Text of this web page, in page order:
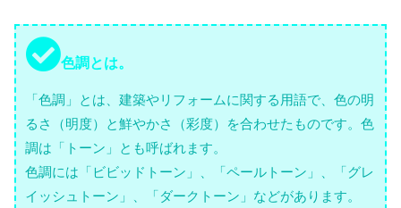
色調とは。
「色調」とは、建築やリフォームに関する用語で、色の明
るさ（明度）と鮮やかさ（彩度）を合わせたものです。色
調は「トーン」とも呼ばれます。
色調には「ビビッドトーン」、「ペールトーン」、「グレ
イッシュトーン」、「ダークトーン」などがあります。